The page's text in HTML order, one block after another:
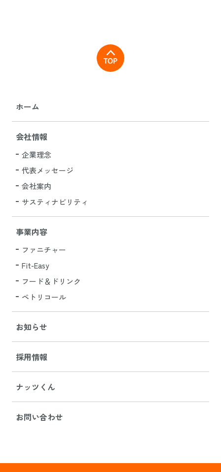
ホーム
会社情報
企業理念
代表メッセージ
会社案内
サスティナビリティ
事業内容
ファニチャー
Fit-Easy
フード＆ドリンク
ペトリコール
お知らせ
採用情報
ナッツくん
お問い合わせ